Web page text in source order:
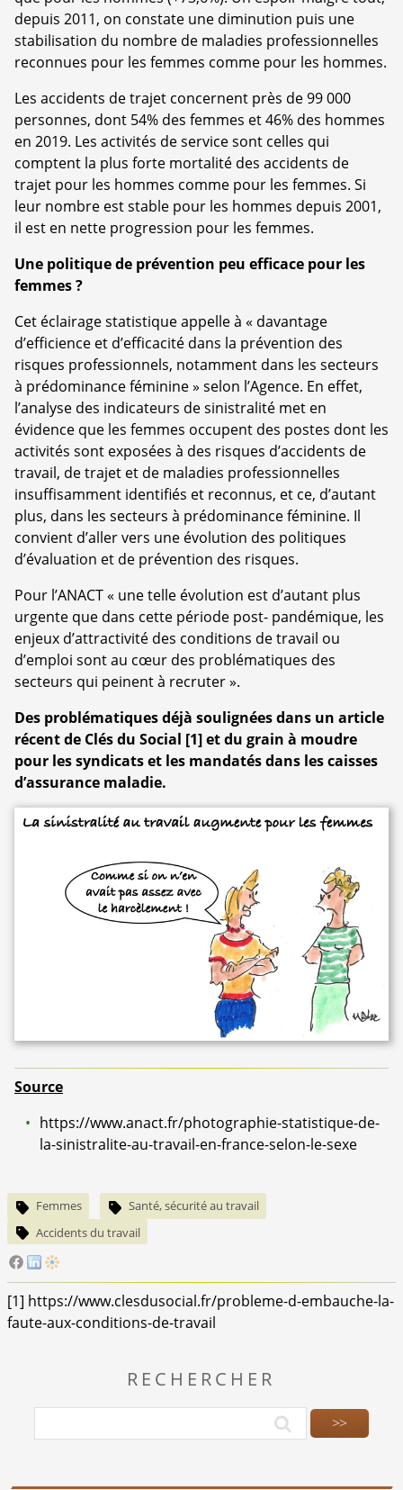
depuis 2011, on constate une diminution puis une
stabilisation du nombre de maladies professionnelles
reconnues pour les femmes comme pour les hommes.
Les accidents de trajet concernent près de 99 000
personnes, dont 54% des femmes et 46% des hommes
en 2019. Les activités de service sont celles qui
comptent la plus forte mortalité des accidents de
trajet pour les hommes comme pour les femmes. Si
leur nombre est stable pour les hommes depuis 2001,
il est en nette progression pour les femmes.
Une politique de prévention peu efficace pour les
femmes ?
Cet éclairage statistique appelle à « davantage
d’efficience et d’efficacité dans la prévention des
risques professionnels, notamment dans les secteurs
à prédominance féminine » selon l’Agence. En effet,
l’analyse des indicateurs de sinistralité met en
évidence que les femmes occupent des postes dont les
activités sont exposées à des risques d’accidents de
travail, de trajet et de maladies professionnelles
insuffisamment identifiés et reconnus, et ce, d’autant
plus, dans les secteurs à prédominance féminine. Il
convient d’aller vers une évolution des politiques
d’évaluation et de prévention des risques.
Pour l’ANACT « une telle évolution est d’autant plus
urgente que dans cette période post- pandémique, les
enjeux d’attractivité des conditions de travail ou
d’emploi sont au cœur des problématiques des
secteurs qui peinent à recruter ».
Des problématiques déjà soulignées dans un article
récent de Clés du Social [1]et du grain à moudre
pour les syndicats et les mandatés dans les caisses
d’assurance maladie.
Source
https://www.anact.fr/photographie-statistique-de-
la-sinistralite-au-travail-en-france-selon-le-sexe
Femmes
Santé, sécurité au travail
Accidents du travail
[1] https://www.clesdusocial.fr/probleme-d-embauche-la-
faute-aux-conditions-de-travail
RECHERCHER